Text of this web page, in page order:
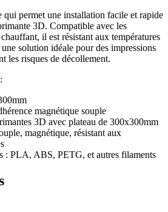
qui permet une installation facile et rapide
3D. Compatible avec les
il est résistant aux températures
solution idéale pour des impressions
les risques de décollement.
magnétique souple
3D avec plateau de 300x300mm
magnétique, résistant aux
: PLA, ABS, PETG, et autres filaments